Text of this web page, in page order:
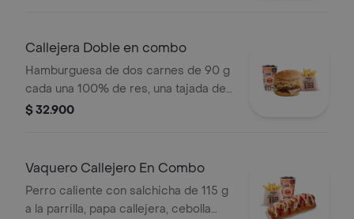
+ bebida PET
Callejera Doble en combo
Hamburguesa de dos carnes de 90 g
cada una 100% de res, una tajada de
queso tipo mozzarella, papas
papas Corral medianas + bebida PET
$ 32.900
Vaquero Callejero En Combo
Perro caliente con salchicha de 115 g
a la parrilla, papa callejera, cebolla